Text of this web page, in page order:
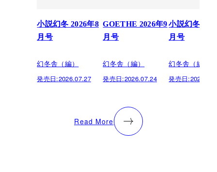
小説幻冬 2026年8
月号
幻冬舎（編）
発売日:2026.07.27
GOETHE 2026年9
月号
幻冬舎（編）
発売日:2026.07.24
小説幻冬
月号
幻冬舎（編）
発売日:
Read More